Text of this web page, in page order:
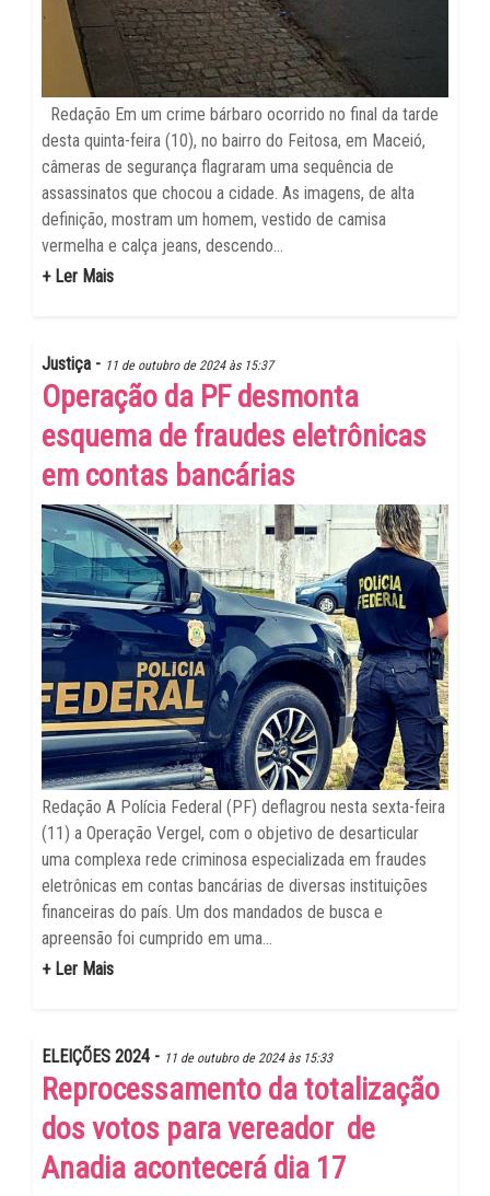
Redação Em um crime bárbaro ocorrido no final da tarde
desta quinta-feira (10), no bairro do Feitosa, em Maceió,
câmeras de segurança flagraram uma sequência de
assassinatos que chocou a cidade. As imagens, de alta
definição, mostram um homem, vestido de camisa
vermelha e calça jeans, descendo...
+ Ler Mais
Justiça - 11 de outubro de 2024 às 15:37
Operação da PF desmonta
esquema de fraudes eletrônicas
em contas bancárias
Redação A Polícia Federal (PF) deflagrou nesta sexta-feira
(11) a Operação Vergel, com o objetivo de desarticular
uma complexa rede criminosa especializada em fraudes
eletrônicas em contas bancárias de diversas instituições
financeiras do país. Um dos mandados de busca e
apreensão foi cumprido em uma...
+ Ler Mais
ELEIÇÕES 2024 - 11 de outubro de 2024 às 15:33
Reprocessamento da totalização
dos votos para vereador de
Anadia acontecerá dia 17